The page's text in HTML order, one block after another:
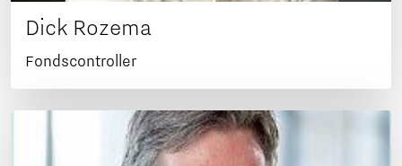
Dick Rozema
Fondscontroller